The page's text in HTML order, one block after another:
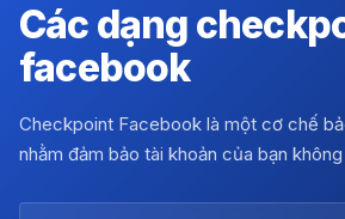
Các dạng
facebook
Checkpoint Facebook là một cơ chế
nhằm đảm bảo tài khoản của bạn